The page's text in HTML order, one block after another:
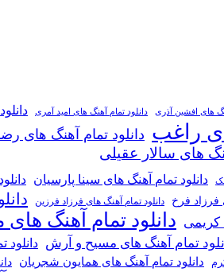
های افشین آذری دانلود تمام آهنگ های امید آمری
راغب دانلود تمام آهنگ های
های سالار عقیلی
دانلود تمام آهنگ های سینا پارسیان
فرزاد فرخ دانلود تمام آهنگ های فرزاد فرزین
کریمی دانلود تمام آهنگ
تمام آهنگ های مسیح و آرش
دانلود تمام آهنگ های همایون شجریان